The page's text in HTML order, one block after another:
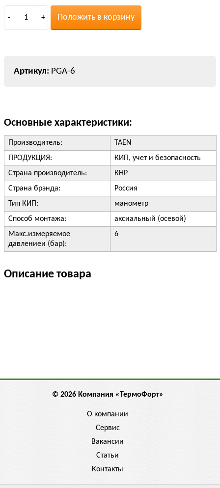
- 1 + Положить в корзину
PGA-6
Основные характеристики:
Производитель:
TAEN
ПРОДУКЦИЯ:
КИП, учет и безопасность
Страна производитель:
КНР
Страна брэнда:
Россия
Тип КИП:
манометр
Способ монтажа:
аксиальный (осевой)
Макс.измеряемое
давлениеи (бар):
6
Описание товара
© 2026 Компания «ТермоФорт»
О компании
Сервис
Вакансии
Статьи
Контакты